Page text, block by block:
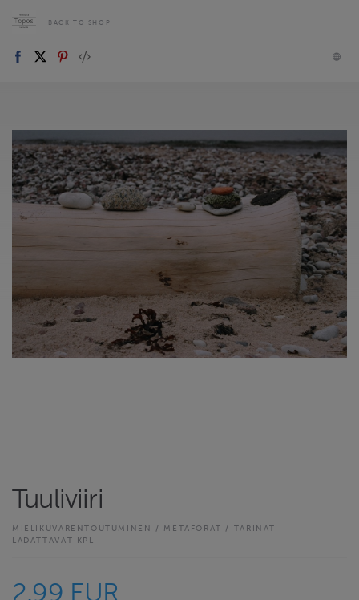
BACK TO SHOP
Tuuliviiri
MIELIKUVARENTOUTUMINEN / METAFORAT / TARINAT -
LADATTAVAT KPL
2.99 EUR